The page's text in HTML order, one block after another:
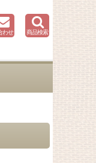
わせ 商品検索